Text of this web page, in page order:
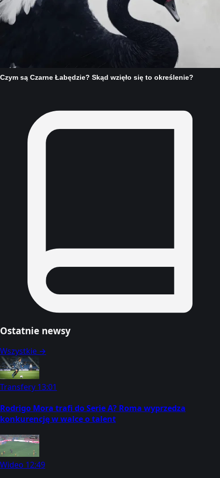
Ostatnie newsy
Wszystkie →
Transfery 13:01
Rodrigo Mora trafi do Serie A? Roma wyprzedza
konkurencję w walce o talent
Wideo 12:49